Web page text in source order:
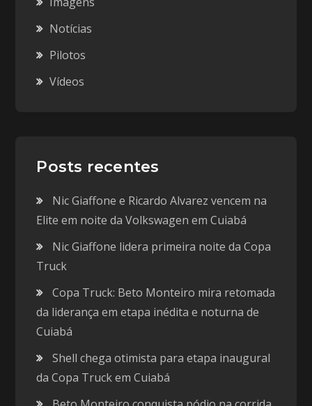
Notícias
Pilotos
Vídeos
Posts recentes
Nic Giaffone e Ricardo Alvarez vencem na
Elite em noite da Volkswagen em Cuiabá
Nic Giaffone lidera primeira noite da Copa
Truck
Copa Truck: Beto Monteiro mira retomada
da liderança em etapa inédita e noturna de
Cuiabá
Shell chega otimista para etapa inaugural
da Copa Truck em Cuiabá